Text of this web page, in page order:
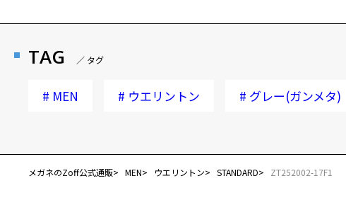
TAG ／ タグ
# MEN # ウエリントン # グレー(ガンメタ)
メガネのZoff公式通販 MEN ウエリントン STANDARD ZT252002-17F1